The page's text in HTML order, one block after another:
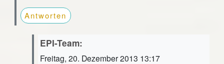
Antworten
EPI-Team:
Freitag, 20. Dezember 2013 13:17